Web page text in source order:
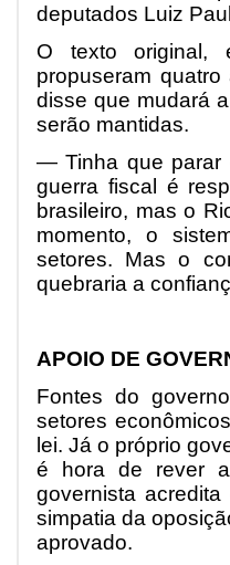
deputados Luiz
O texto original,
propuseram
disse que mudará
serão mantidas.
— Tinha que parar
guerra fiscal é
brasileiro, mas o
momento, o
setores. Mas o
quebraria a
APOIO DE
Fontes do
setores
lei. Já o próprio
é hora de rever
governista
simpatia da
aprovado.